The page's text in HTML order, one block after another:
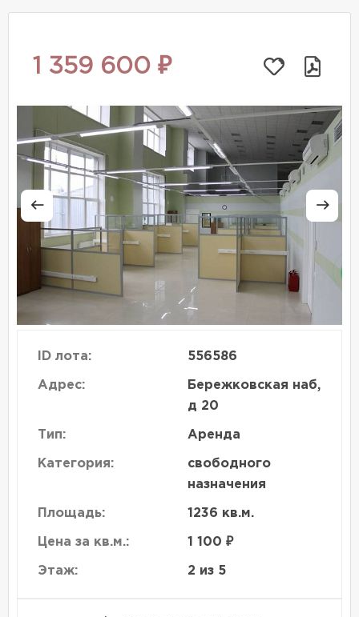
1 359 600 ₽
ID лота: 556586
Адрес:
Бережковская наб,
д 20
Тип: Аренда
Категория:
свободного
назначения
Площадь: 1236 кв.м.
Цена за кв.м.: 1 100 ₽
Этаж: 2 из 5